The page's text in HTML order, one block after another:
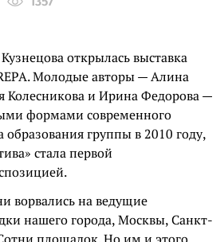
открылась выставка
Молодые авторы — Алина
Колесникова и Ирина Федорова —
формами современного
образования группы в 2010 году,
стала первой
ворвались на ведущие
нашего города, Москвы, Санкт-